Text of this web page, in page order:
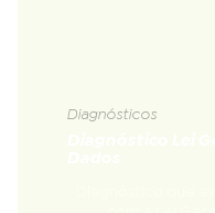
Diagnósticos